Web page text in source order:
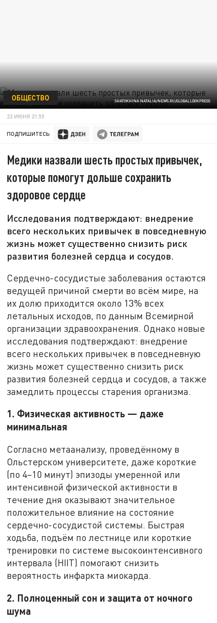
SHATOKHINA NATALIA/NEWS.RU/GLOBALLOOKPRESS
ОБЩЕСТВО
22 ИЮНЯ 21:55
ПОДПИШИТЕСЬ:
Медики назвали шесть простых привычек,
которые помогут дольше сохранить
здоровое сердце
Исследования подтверждают: внедрение
всего нескольких привычек в повседневную
жизнь может существенно снизить риск
развития болезней сердца и сосудов.
Сердечно-сосудистые заболевания остаются
ведущей причиной смерти во всём мире, на
их долю приходится около 13% всех
летальных исходов, по данным Всемирной
организации здравоохранения. Однако новые
исследования подтверждают: внедрение
всего нескольких привычек в повседневную
жизнь может существенно снизить риск
развития болезней сердца и сосудов, а также
замедлить процессы старения организма.
1. Физическая активность — даже
минимальная
Согласно метаанализу, проведённому в
Ольстерском университете, даже короткие
(по 4–10 минут) эпизоды умеренной или
интенсивной физической активности в
течение дня оказывают значительное
положительное влияние на состояние
сердечно-сосудистой системы. Быстрая
ходьба, подъём по лестнице или короткие
тренировки по системе высокоинтенсивного
интервала (HIIT) помогают снизить
вероятность инфаркта миокарда.
2. Полноценный сон и защита от ночного
шума